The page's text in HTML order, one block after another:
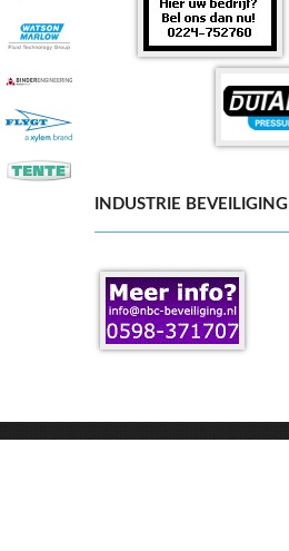
INDUSTRIE BEVEILIGING